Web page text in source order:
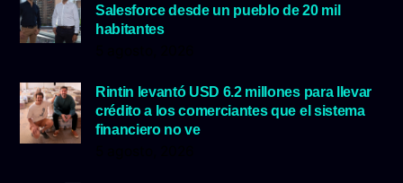
Salesforce desde un pueblo de 20 mil
habitantes
Rintin levantó USD 6.2 millones para llevar
crédito a los comerciantes que el sistema
financiero no ve